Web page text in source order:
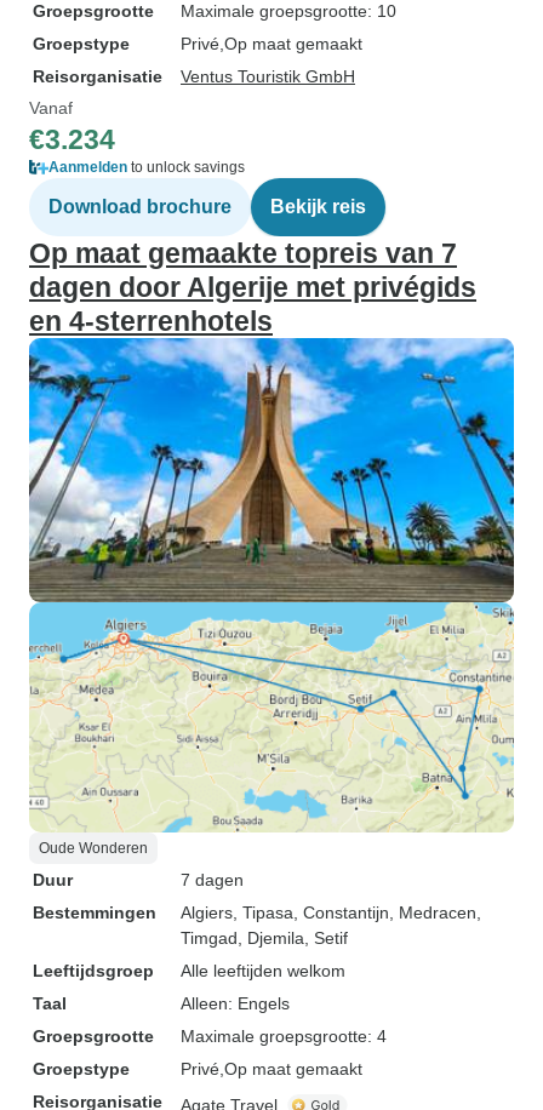
Groepsgrootte
Maximale groepsgrootte: 10
Groepstype
Privé Op maat gemaakt
Reisorganisatie
Ventus Touristik GmbH
Vanaf
€3.234
Aanmelden to unlock savings
Download brochure Bekijk reis
Op maat gemaakte topreis van 7
dagen door Algerije met privégids
en 4-sterrenhotels
Oude Wonderen
Duur
7 dagen
Bestemmingen
Algiers , Tipasa , Constantijn , Medracen
Timgad , Djemila , Setif
Leeftijdsgroep
Alle leeftijden welkom
Taal
Alleen: Engels
Groepsgrootte
Maximale groepsgrootte: 4
Groepstype
Privé Op maat gemaakt
Reisorganisatie
Agate Travel